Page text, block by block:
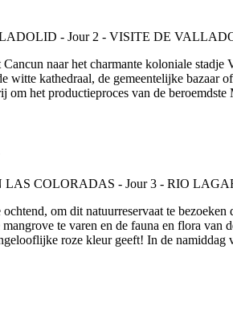
naar het charmante koloniale
witte kathedraal, de gemeentelijke
het productieproces van de
om dit natuurreservaat te
te varen en de fauna en flora
roze kleur geeft! In de